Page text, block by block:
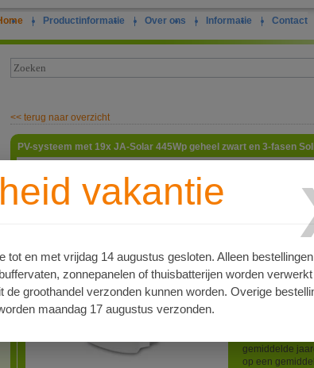
| Productinformatie | Over ons | Informatie | Contact
vakantie
tot en met vrijdag 14 augustus gesloten. Alleen
zonnepanelen of thuisbatterijen worden
de groothandel verzonden kunnen worden. Overige
maandag 17 augustus verzonden.
<< terug naar overzicht
PV-systeem met 19x JA-Solar 445Wp geheel zwart en 3-fasen
Deze set
de omvormer
bekabeling,
voor de
Solar
445Wp,
fabrieks
fasen 8.0k-S5-
jaar
hybride
aangesloten
energie op te
naar de
gemiddelde
op een